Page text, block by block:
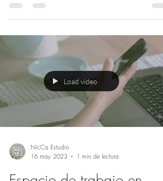
medioambiente y queres que tu casa también
lo sea? ¿Pero no sabes por donde arrancar
Load video